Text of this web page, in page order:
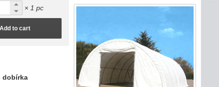
× 1 pc
to cart
dobírka